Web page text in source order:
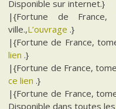
Disponible sur internet.}
|{Fortune de
ville.,L’ouvrage .}
|{Fortune de France,
lien .}
|{Fortune de France,
ce lien .}
|{Fortune de France,
Disponible dans toutes